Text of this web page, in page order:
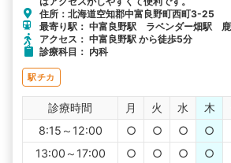
その他の検索方法
駅から探す
住所：北海道空知郡中富良野町西町3-25
最寄り駅： 中富良野駅 ラベンダー畑駅
アクセス： 中富良野駅 から徒歩5分
診療科目： 内科
駅チカ
診療時間 月 火 水 木
8:15～12:00
○ ○ ○ ○
13:00～17:00
○ ○ ○ ○